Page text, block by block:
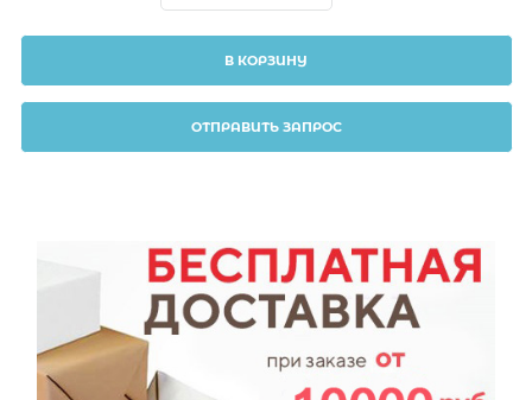
В КОРЗИНУ
ОТПРАВИТЬ ЗАПРОС